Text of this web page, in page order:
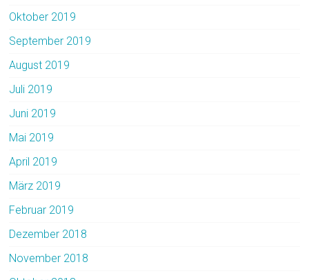
Oktober 2019
September 2019
August 2019
Juli 2019
Juni 2019
Mai 2019
April 2019
März 2019
Februar 2019
Dezember 2018
November 2018